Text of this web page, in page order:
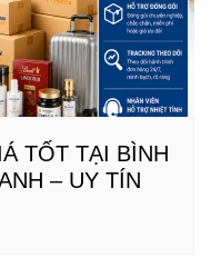
TỐT TẠI BÌNH
– UY TÍN